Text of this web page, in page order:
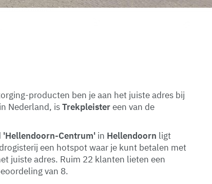
producten ben je aan het juiste adres bij
Nederland, isTrekpleistereen van de
'Hellendoorn-Centrum' in Hellendoorn ligt
een hotspot waar je kunt betalen met
juiste adres. Ruim 22 klanten lieten een
van 8.